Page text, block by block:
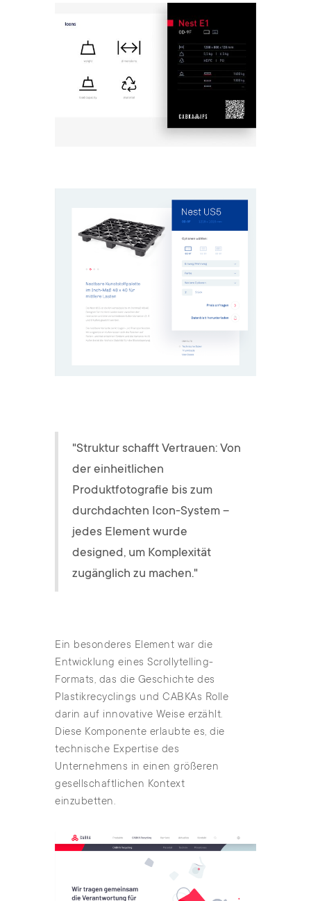
"Struktur schafft Vertrauen: Von
der einheitlichen
Produktfotografie bis zum
durchdachten Icon-System –
jedes Element wurde
designed, um Komplexität
zugänglich zu machen."
Ein besonderes Element war die
Entwicklung eines Scrollytelling-
Formats, das die Geschichte des
Plastikrecyclings und CABKAs Rolle
darin auf innovative Weise erzählt.
Diese Komponente erlaubte es, die
technische Expertise des
Unternehmens in einen größeren
gesellschaftlichen Kontext
einzubetten.